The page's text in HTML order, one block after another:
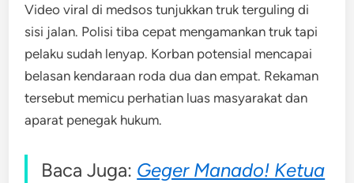
Video viral di medsos tunjukkan truk terguling di
sisi jalan. Polisi tiba cepat mengamankan truk tapi
pelaku sudah lenyap. Korban potensial mencapai
belasan kendaraan roda dua dan empat. Rekaman
tersebut memicu perhatian luas masyarakat dan
aparat penegak hukum.
Baca Juga: Geger Manado! Ketua